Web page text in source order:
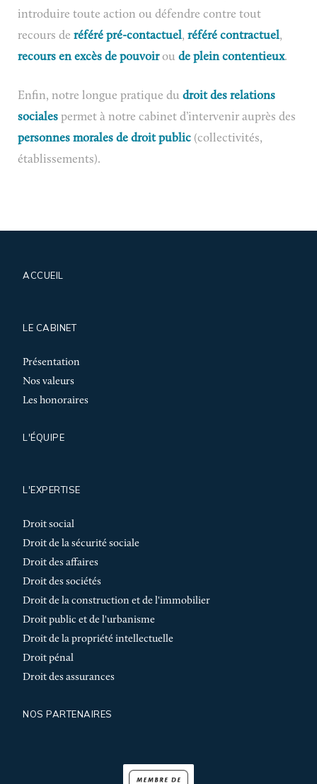
introduire toute action ou défendre contre tout
recours de référé pré-contactuel, référé contractuel,
recours en excès de pouvoirou de plein contentieux.
Enfin, notre longue pratique du droit des relations
sociales permet à notre cabinet d’intervenir auprès des
personnes morales de droit public (collectivités,
établissements).
ACCUEIL
LE CABINET
Présentation
Nos valeurs
Les honoraires
L'ÉQUIPE
L'EXPERTISE
Droit social
Droit de la sécurité sociale
Droit des affaires
Droit des sociétés
Droit de la construction et de l'immobilier
Droit public et de l'urbanisme
Droit de la propriété intellectuelle
Droit pénal
Droit des assurances
NOS PARTENAIRES